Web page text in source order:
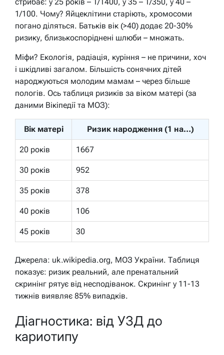
1/100. Чому? Яйцеклітини старіють, хромосоми
погано діляться. Батьків вік (>40) додає 20-30%
ризику, близькоспоріднені шлюби – множать.
Міфи? Екологія, радіація, куріння – не причини, хоч
і шкідливі загалом. Більшість сонячних дітей
народжуються молодим мамам – через більше
пологів. Ось таблиця ризиків за віком матері (за
даними Вікіпедії та МОЗ):
Вік матері Ризик народження (1 на…)
20 років 1667
30 років 952
35 років 378
40 років 106
45 років 30
Джерела: uk.wikipedia.org, МОЗ України. Таблиця
показує: ризик реальний, але пренатальний
скринінг рятує від несподіванок. Скринінг у 11-13
тижнів виявляє 85% випадків.
Діагностика: від УЗД до
кариотипу